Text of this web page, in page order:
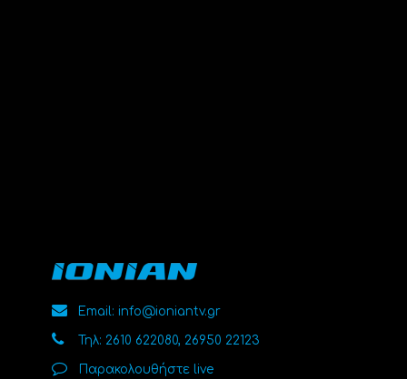
Email: info@ioniantv.gr
Τηλ: 2610 622080, 26950 22123
Παρακολουθήστε live